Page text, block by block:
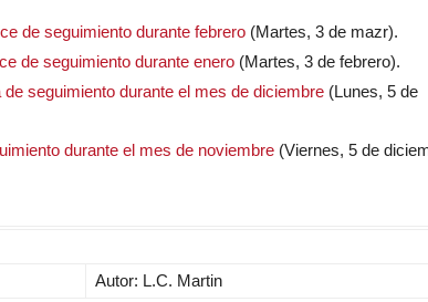
de seguimiento durante febrero (Martes, 3 de mazr).
de seguimiento durante enero (Martes, 3 de febrero).
seguimiento durante el mes de diciembre (Lunes, 5 de
durante el mes de noviembre (Viernes, 5 de
Autor: L.C. Martin